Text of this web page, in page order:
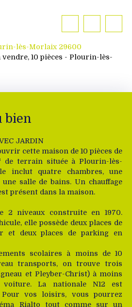
lès-Morlaix 29600
10 pièces - Plourin-lès-
bien
JARDIN
cette maison de 10 pièces de
de terrain située à Plourin-lès-
inclut quatre chambres, une
salle de bains. Un chauffage
présent dans la maison.
2 niveaux construite en 1970.
elle possède deux places de
et deux places de parking en
scolaires à moins de 10
transports, on trouve trois
et Pleyber-Christ) à moins
La nationale N12 est
vos loisirs, vous pourrez
Rialto tout comme sur un